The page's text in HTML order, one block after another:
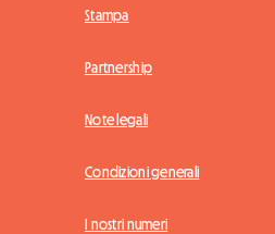
Stampa
Partnership
Note legali
Condizioni generali
I nostri numeri